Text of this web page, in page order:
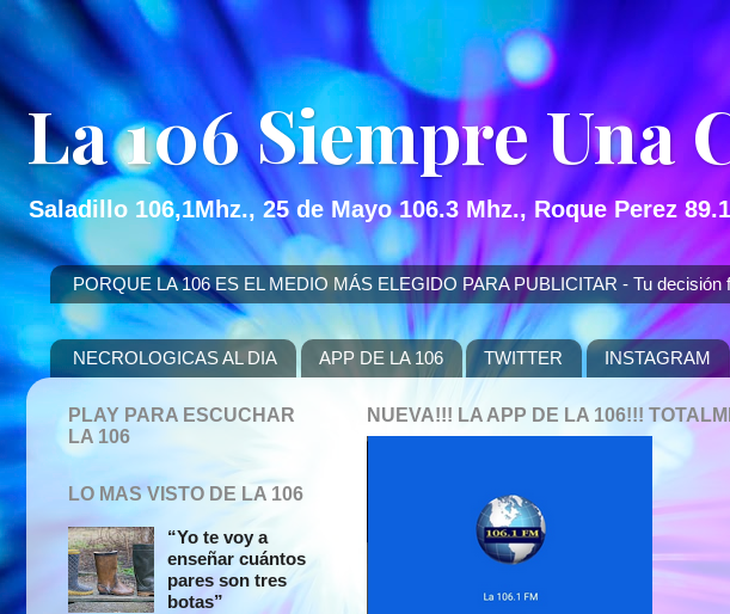
La 106 Siempre Una
Saladillo 106,1Mhz., 25 de Mayo 106.3 Mhz., Roque Perez
PORQUE LA 106 ES EL MEDIO MÁS ELEGIDO PARA PUBLICITAR - Tu decisión
NECROLOGICAS AL DIA APP DE LA 106 TWITTER INSTAGRAM
NUEVA!!! LA APP DE LA 106!!!
PLAY PARA ESCUCHAR
LA 106
LO MAS VISTO DE LA 106
“Yo te voy a
enseñar cuántos
pares son tres
botas”